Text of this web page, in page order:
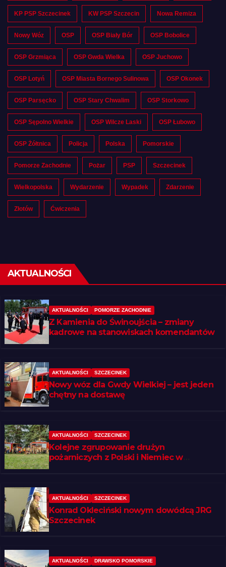
KP PSP Szczecinek KW PSP Szczecin Nowa Remiza
Nowy Wóz OSP OSP Biały Bór OSP Bobolice
OSP Grzmiąca OSP Gwda Wielka OSP Juchowo
OSP Lotyń OSP Miasta Bornego Sulinowa OSP Okonek
OSP Parsęcko OSP Stary Chwalim OSP Storkowo
OSP Sępolno Wielkie OSP Wilcze Laski OSP Łubowo
OSP Żółtnica Policja Polska Pomorskie
Pomorze Zachodnie Pożar PSP Szczecinek
Wielkopolska Wydarzenie Wypadek Zdarzenie
Złotów Ćwiczenia
AKTUALNOŚCI
AKTUALNOŚCI POMORZE ZACHODNIE
Z Kamienia do Świnoujścia – zmiany
kadrowe na stanowiskach komendantów
AKTUALNOŚCI SZCZECINEK
Nowy wóz dla Gwdy Wielkiej – jest jeden
chętny na dostawę
AKTUALNOŚCI SZCZECINEK
Kolejne zgrupowanie drużyn
pożarniczych z Polski i Niemiec w
AKTUALNOŚCI SZCZECINEK
Konrad Okleciński nowym dowódcą JRG
Szczecinek
AKTUALNOŚCI DRAWSKO POMORSKIE